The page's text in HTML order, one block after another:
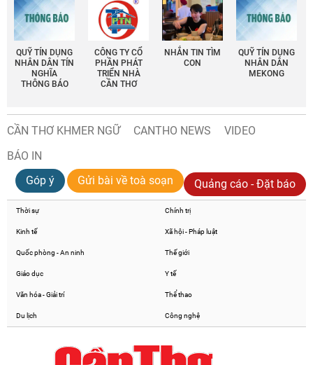
QUỸ TÍN DỤNG
NHÂN DÂN TÍN
NGHĨA
THÔNG BÁO
CÔNG TY CỔ
PHẦN PHÁT
TRIỂN NHÀ
CẦN THƠ
NHẮN TIN TÌM
CON
QUỸ TÍN DỤNG
NHÂN DÂN
MEKONG
CẦN THƠ KHMER NGỮ CANTHO NEWS
VIDEO
BÁO IN
Góp ý
Gửi bài về toà soạn Quảng cáo - Đặt báo
Thời sự Chính trị
Kinh tế Xã hội - Pháp luật
Quốc phòng - An ninh Thế giới
Giáo dục Y tế
Văn hóa - Giải trí Thể thao
Du lịch Công nghệ